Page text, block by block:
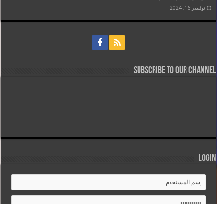
نوفمبر 16, 2024
Subscribe to our Channel
Login